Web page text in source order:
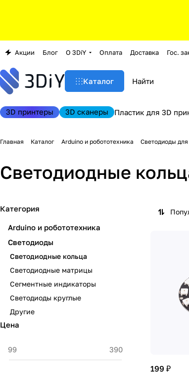
Акции Блог О 3DiY Оплата Доставка Гос.
Каталог
3D принтеры 3D сканеры Пластик для 3D
Главная Каталог Arduino и робототехника Светодиоды
Светодиодные
199 ₽
Категория
Arduino и робототехника
Светодиоды
Светодиодные кольца
Светодиодные матрицы
Сегментные индикаторы
Светодиоды круглые
Другие
Цена